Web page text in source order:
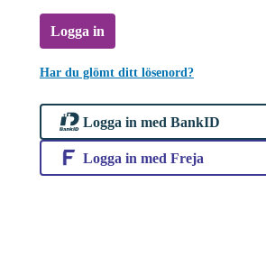
Logga in
Har du glömt ditt lösenord?
Logga in med BankID
Logga in med Freja